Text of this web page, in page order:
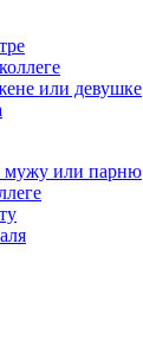
или девушке
или парню